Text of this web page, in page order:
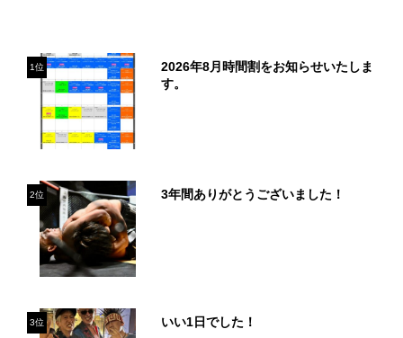
1位
2026年8月時間割をお知らせいたしま
す。
2位 3年間ありがとうございました！
3位 いい1日でした！